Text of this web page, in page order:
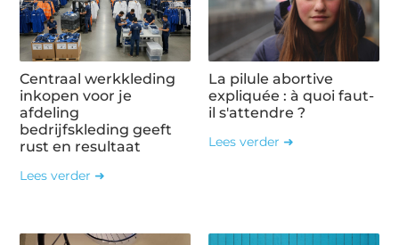
Centraal werkkleding
inkopen voor je
afdeling
bedrijfskleding geeft
rust en resultaat
Lees verder ➜
La pilule abortive
expliquée : à quoi faut-
il s'attendre ?
Lees verder ➜